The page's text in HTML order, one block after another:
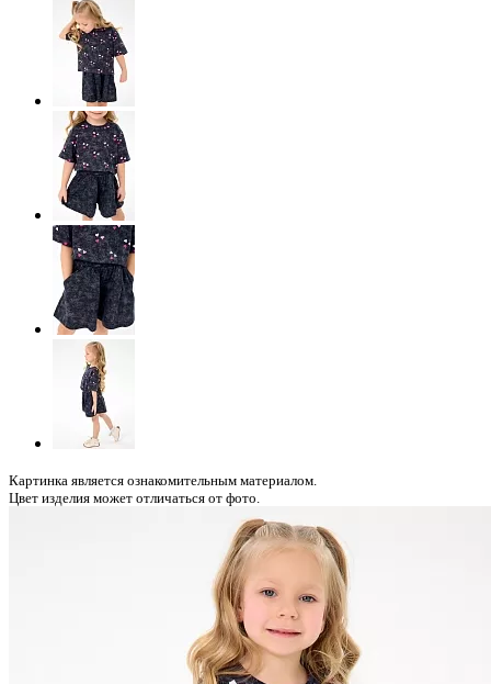
Картинка является ознакомительным материалом.
Цвет изделия может отличаться от фото.